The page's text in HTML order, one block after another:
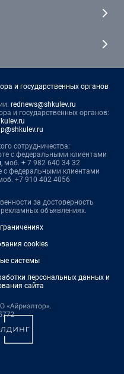
и государственных органов
rednews@shkulev.ru
и государственных органов:
сотрудничества:
с федеральными клиентами
, моб. + 7 982 640 34 32
с федеральными клиентами
+7 910 402 4056
за достоверность
объявлениях.
cookies
системы
персональных данных и
сайта